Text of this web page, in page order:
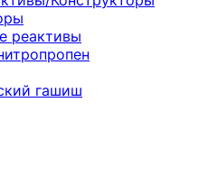
реактивы
гашиш